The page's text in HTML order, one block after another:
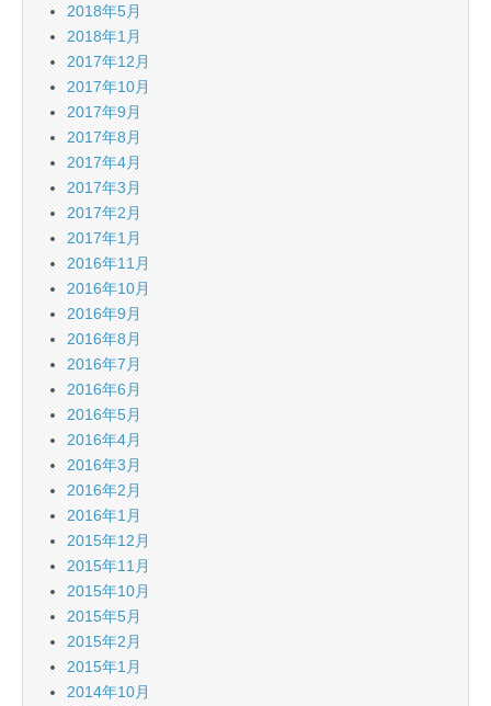
2018年5月
2018年1月
2017年12月
2017年10月
2017年9月
2017年8月
2017年4月
2017年3月
2017年2月
2017年1月
2016年11月
2016年10月
2016年9月
2016年8月
2016年7月
2016年6月
2016年5月
2016年4月
2016年3月
2016年2月
2016年1月
2015年12月
2015年11月
2015年10月
2015年5月
2015年2月
2015年1月
2014年10月